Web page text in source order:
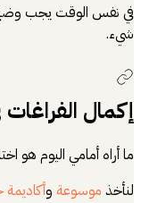
في نفس الوقت يجب وضع
شيء.
إكمال
ما أراه أمامي اليوم هو
لنأخذ موسوعة و